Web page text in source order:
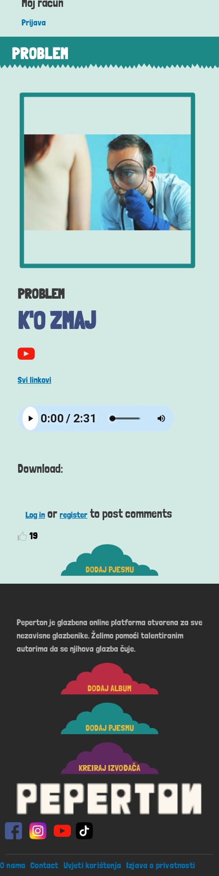
Prijava
PROBLEM
PROBLEM
K'O ZMAJ
Svi linkovi
Download:
Log in or register to post comments
19
DODAJ PJESMU
Peperton je glazbena online platforma otvorena za sve
nezavisne glazbenike. Želimo pomoći talentiranim
autorima da se njihova glazba čuje.
DODAJ ALBUM
DODAJ PJESMU
KREIRAJ IZVOĐAČA
Footer menu
O nama Contact Uvjeti korištenja Izjava o privatnosti